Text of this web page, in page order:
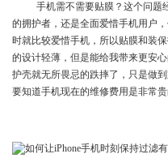
手机需不需要贴膜？这个问题
的拥护者，还是全面爱惜手机用户
时就比较爱惜手机，所以贴膜和装
的设计轻薄，但是能给我带来更安
护壳就无所畏忌的跌摔了，只是做
要知道手机现在的维修费用是非常贵